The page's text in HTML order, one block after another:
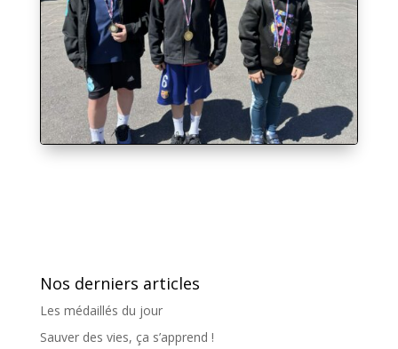
Nos derniers articles
Les médaillés du jour
Sauver des vies, ça s’apprend !